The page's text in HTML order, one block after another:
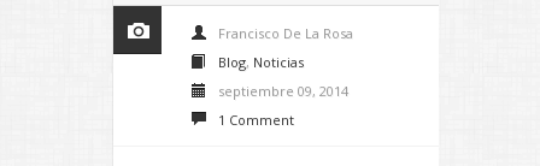
Francisco De La Rosa
Blog, Noticias
septiembre 09, 2014
1 Comment